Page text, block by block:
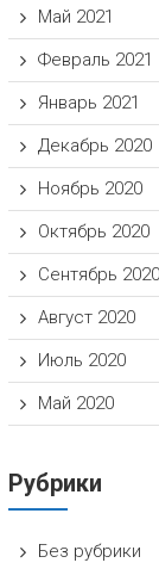
Май 2021
Февраль 2021
Январь 2021
Декабрь 2020
Ноябрь 2020
Октябрь 2020
Сентябрь 2020
Август 2020
Июль 2020
Май 2020
Рубрики
Без рубрики